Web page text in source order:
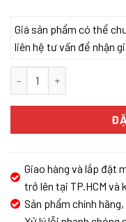
Giá sản phẩm có thể
liên hệ tư vấn để nhận
Giao hàng và lắp đặt
trở lên tại TP.HCM và
Sản phẩm chính